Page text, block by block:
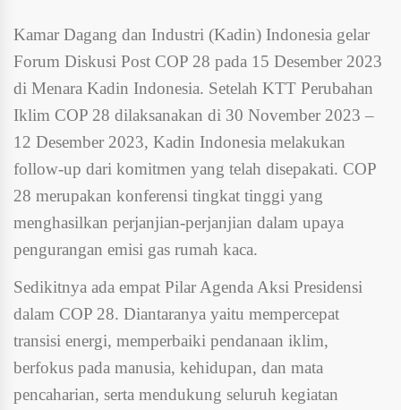
Kamar Dagang dan Industri (Kadin) Indonesia gelar
Forum Diskusi Post COP 28 pada 15 Desember 2023
di Menara Kadin Indonesia. Setelah KTT Perubahan
Iklim COP 28 dilaksanakan di 30 November 2023 –
12 Desember 2023, Kadin Indonesia melakukan
follow-up dari komitmen yang telah disepakati. COP
28 merupakan konferensi tingkat tinggi yang
menghasilkan perjanjian-perjanjian dalam upaya
pengurangan emisi gas rumah kaca.
Sedikitnya ada empat Pilar Agenda Aksi Presidensi
dalam COP 28. Diantaranya yaitu mempercepat
transisi energi, memperbaiki pendanaan iklim,
berfokus pada manusia, kehidupan, dan mata
pencaharian, serta mendukung seluruh kegiatan